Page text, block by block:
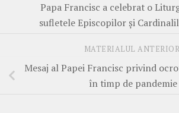
Papa Francisc a celebrat o
sufletele Episcopilor și
MATERIALUL ANTERIOR
Mesaj al Papei Francisc privind
în timp de pandemie